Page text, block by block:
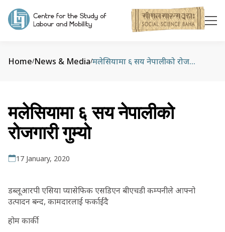
Home/News & Media/ मलेसियामा ६ सय नेपालीको रोजगारी गुम्यो
मलेसियामा ६ सय नेपालीको
रोजगारी गुम्यो
17 January, 2020
डब्लूआरपी एसिया प्यासेफिक एसडिएन बीएचडी कम्पनीले आफ्नो
उत्पादन बन्द, कामदारलाई फर्काईंदै
होम कार्की